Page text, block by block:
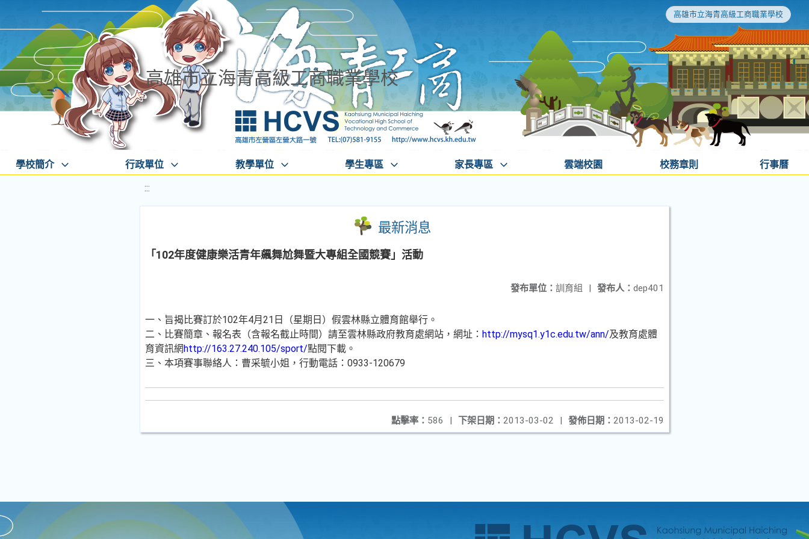
高雄市立海青高級工商職業學校
高雄市立海青高級工商職業學校
學校簡介 行政單位 教學單位 學生專區 家長專區 雲端校園 校務章則 行事曆
:::
最新消息
「102年度健康樂活青年飆舞尬舞暨大專組全國競賽」活動
發布人： dep401
發布單位： 訓育組 |
一、旨揭比賽訂於102年4月21日（星期日）假雲林縣立體育館舉行。
二、比賽簡章、報名表（含報名截止時間）請至雲林縣政府教育處網站，網址： http://mysq1.y1c.edu.tw/ann/及教育處體
育資訊網http://163.27.240.105/sport/點閱下載。
三、本項賽事聯絡人：曹采毓小姐，行動電話：0933-120679
發佈日期： 2013-02-19
下架日期： 2013-03-02 |
點擊率： 586 |